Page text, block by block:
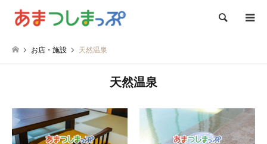
検索
お店・施設 天然温泉
天然温泉